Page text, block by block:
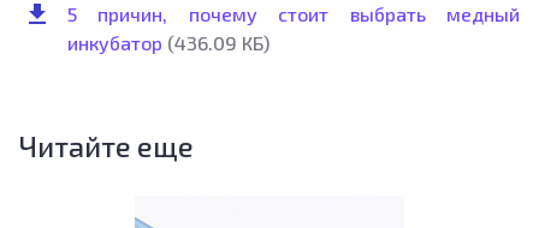
5 причин, почему стоит выбрать медный
инкубатор (436.09 КБ)
Читайте еще